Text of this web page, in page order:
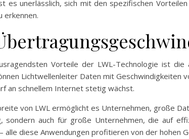
es unerlässlich, sich mit den spezifischen
erkennen.
Vorteile der LWL-Technologie ist die
Lichtwellenleiter Daten mit
an schnellem Internet stetig wächst.
von LWL ermöglicht es Unternehmen, große
sondern auch für große Unternehmen, die auf
alle diese Anwendungen profitieren von der hohen